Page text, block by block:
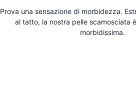
Prova una sensazione di morbidezza.
al tatto, la nostra pelle scamosciata
morbidissima.